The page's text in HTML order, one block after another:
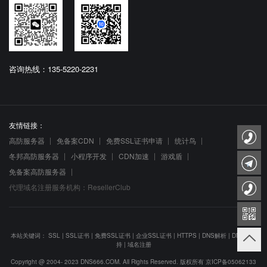
咨询热线：135-5220-2231
友情链接：
高防服务器
免备案CDN 免费SSL证书申请
统计鸟
冬邦高防服务器
小程序开发 CDN加速
游戏盾
免备案高防服务器
代理域名注册服务机构：ResellerClub
本站关键词： SSL | SSL证书 | 免费SSL证书 | 企业SSL证书 | HTTPS | DNS解析 | DNS防劫
持| 域名注册
Copyright @ 2004- 2023 DNS666.COM. All Rights Reserved. 版权所有 京ICP备05062133